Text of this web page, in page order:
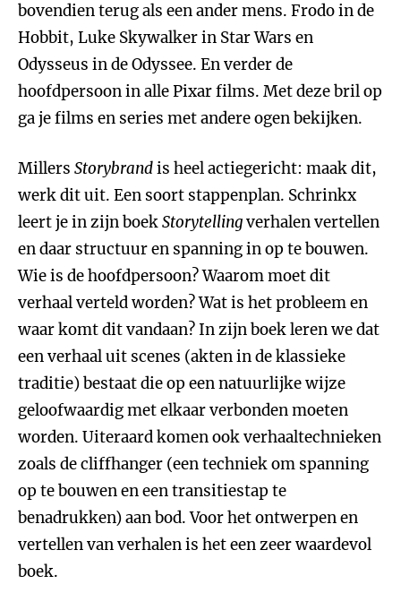
bovendien terug als een ander mens. Frodo in de
Hobbit, Luke Skywalker in Star Wars en
Odysseus in de Odyssee. En verder de
hoofdpersoon in alle Pixar films. Met deze bril op
ga je films en series met andere ogen bekijken.
Millers Storybrandis heel actiegericht: maak dit,
werk dit uit. Een soort stappenplan. Schrinkx
leert je in zijn boekStorytellingverhalen vertellen
en daar structuur en spanning in op te bouwen.
Wie is de hoofdpersoon? Waarom moet dit
verhaal verteld worden? Wat is het probleem en
waar komt dit vandaan? In zijn boek leren we dat
een verhaal uit scenes (akten in de klassieke
traditie) bestaat die op een natuurlijke wijze
geloofwaardig met elkaar verbonden moeten
worden. Uiteraard komen ook verhaaltechnieken
zoals de cliffhanger (een techniek om spanning
op te bouwen en een transitiestap te
benadrukken) aan bod. Voor het ontwerpen en
vertellen van verhalen is het een zeer waardevol
boek.